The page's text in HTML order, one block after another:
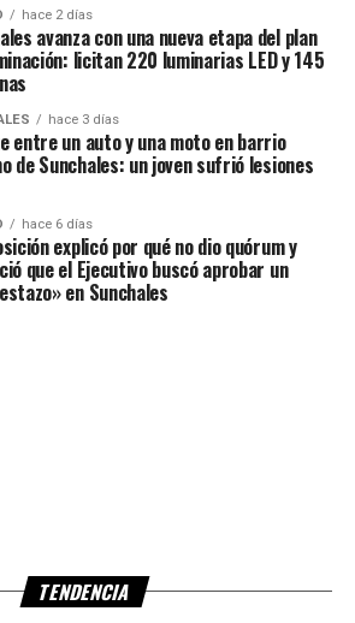
hace 2 días
avanza con una nueva etapa del plan
licitan 220 luminarias LED y 145
hace 3 días
entre un auto y una moto en barrio
de Sunchales: un joven sufrió lesiones
hace 6 días
explicó por qué no dio quórum y
que el Ejecutivo buscó aprobar un
en Sunchales
TENDENCIA